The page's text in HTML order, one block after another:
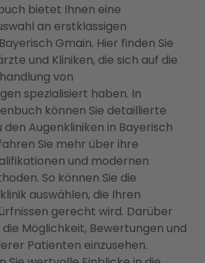
bietet Ihnen eine
an erstklassigen
Gmain. Hier finden Sie
und Kliniken, die sich auf die
von
spezialisiert haben. In
können Sie detaillierte
Augenkliniken in Bayerisch
Sie mehr über ihre
und modernen
So können Sie die
auswählen, die Ihren
gerecht wird. Darüber
die Möglichkeit, Bewertungen und
Patienten einzusehen.